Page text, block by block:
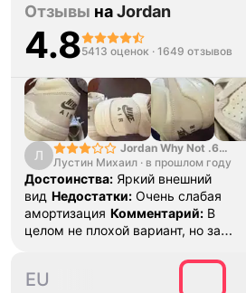
Отзывы наJordan
4.85413 оценок · 1649 отзывов
Л
Jordan Why Not .6
"Bright Crimson" PF
Лустин Михаил · в прошлом году
Достоинства: Яркий внешний
вид Недостатки: Очень слабая
амортизация Комментарий: В
целом не плохой вариант, но за
множество других более хороших
баскетбольных кроссовок
EU